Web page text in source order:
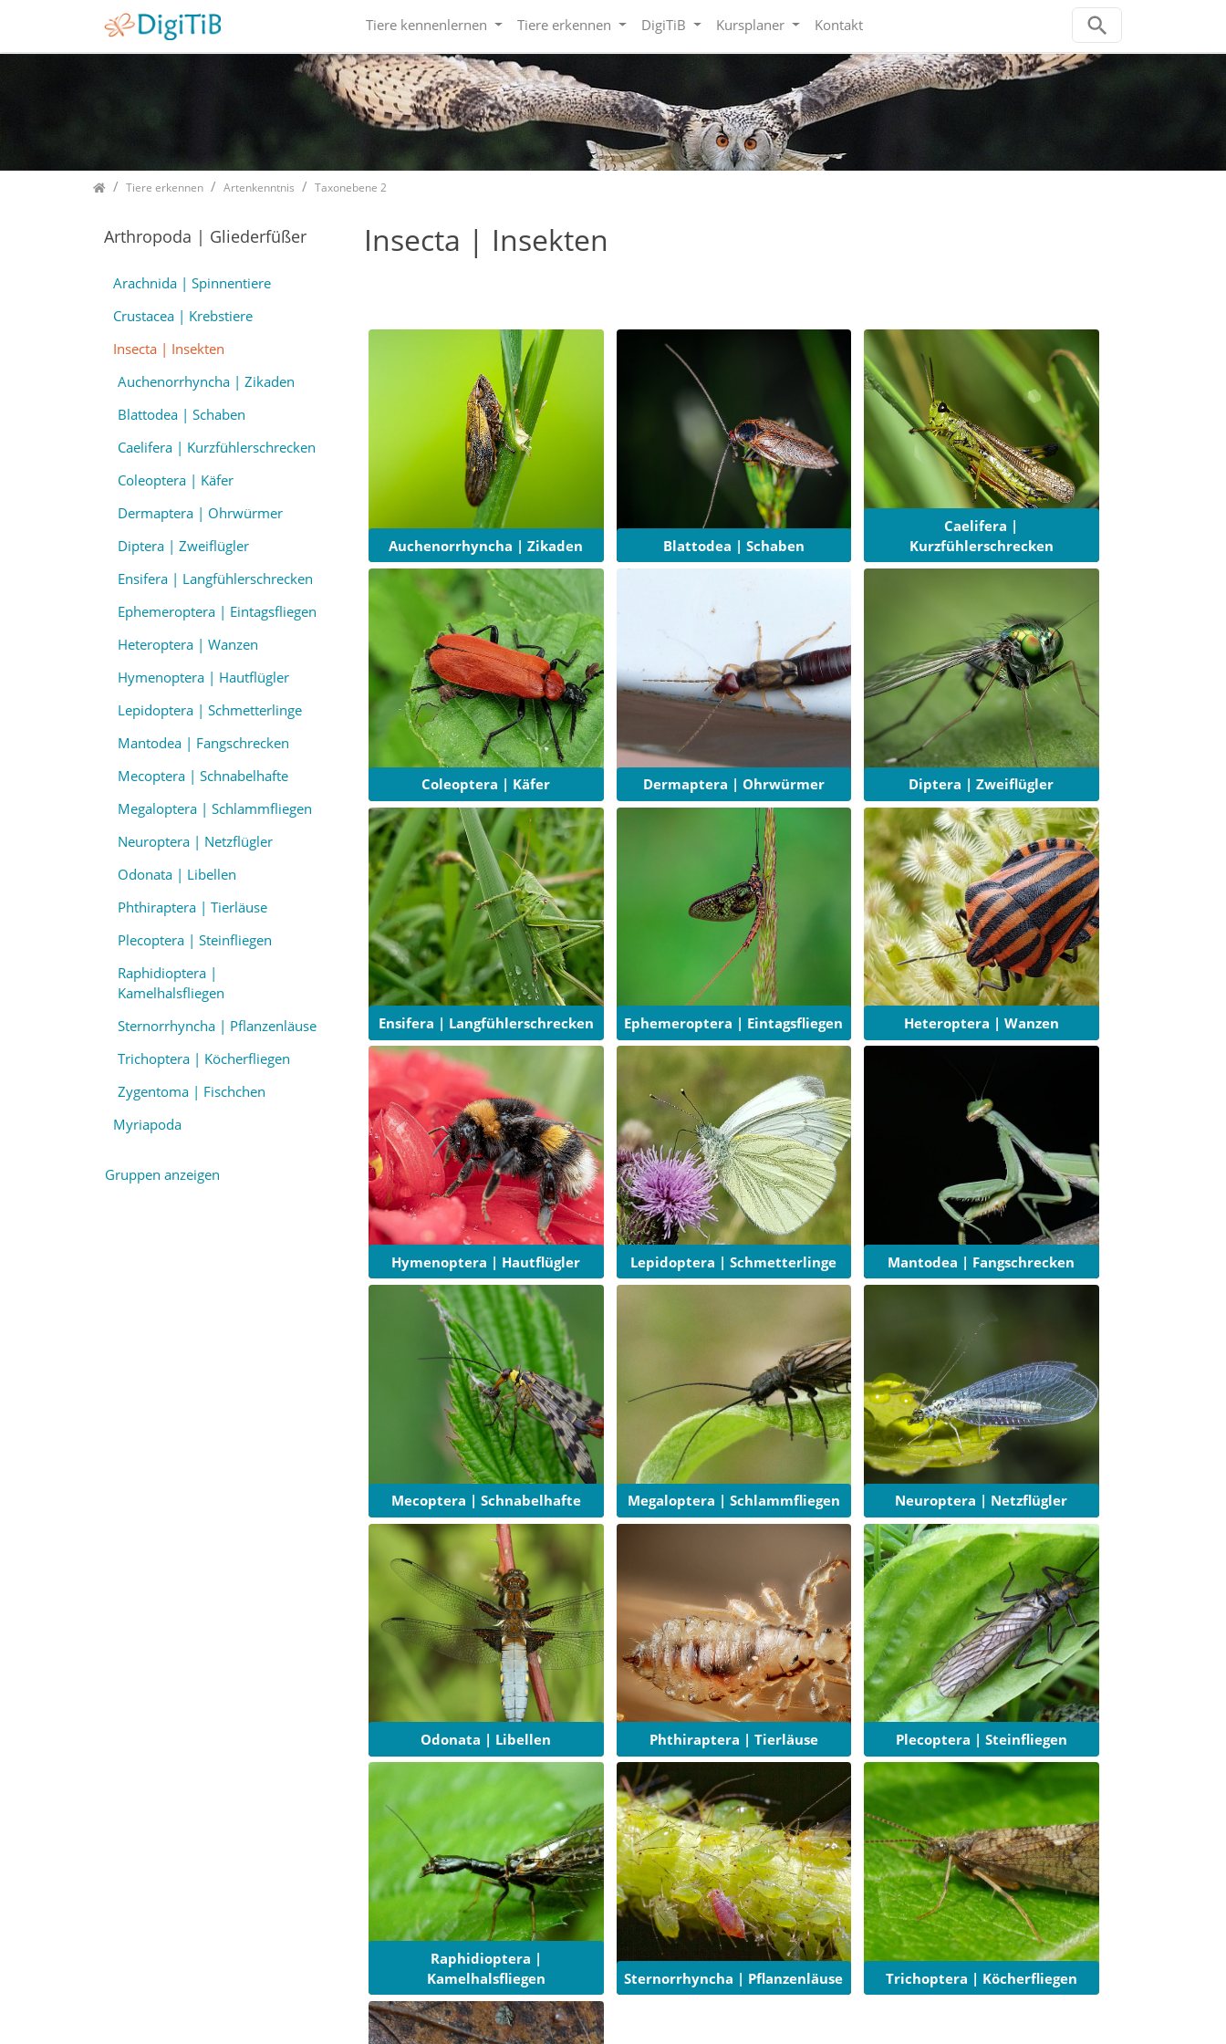
Tiere kennenlernen Tiere erkennen DigiTiB Kursplaner Kontakt
HomeTiere erkennen Artenkenntnis Taxonebene 2
Insecta | Insekten
Auchenorrhyncha | Zikaden Blattodea | Schaben
Caelifera |
Kurzfühlerschrecken
Coleoptera | Käfer Dermaptera | Ohrwürmer Diptera | Zweiflügler
Ensifera | Langfühlerschrecken Ephemeroptera | Eintagsfliegen Heteroptera | Wanzen
Hymenoptera | Hautflügler Lepidoptera | Schmetterlinge Mantodea | Fangschrecken
Mecoptera | Schnabelhafte Megaloptera | Schlammfliegen Neuroptera | Netzflügler
Odonata | Libellen Phthiraptera | Tierläuse Plecoptera | Steinfliegen
Raphidioptera |
Kamelhalsfliegen
Sternorrhyncha | Pflanzenläuse Trichoptera | Köcherfliegen
Arthropoda | Gliederfüßer
Arachnida | Spinnentiere
Crustacea | Krebstiere
Insecta | Insekten
Auchenorrhyncha | Zikaden
Blattodea | Schaben
Caelifera | Kurzfühlerschrecken
Coleoptera | Käfer
Dermaptera | Ohrwürmer
Diptera | Zweiflügler
Ensifera | Langfühlerschrecken
Ephemeroptera | Eintagsfliegen
Heteroptera | Wanzen
Hymenoptera | Hautflügler
Lepidoptera | Schmetterlinge
Mantodea | Fangschrecken
Mecoptera | Schnabelhafte
Megaloptera | Schlammfliegen
Neuroptera | Netzflügler
Odonata | Libellen
Phthiraptera | Tierläuse
Plecoptera | Steinfliegen
Raphidioptera |
Kamelhalsfliegen
Sternorrhyncha | Pflanzenläuse
Trichoptera | Köcherfliegen
Zygentoma | Fischchen
Myriapoda
Gruppen anzeigen